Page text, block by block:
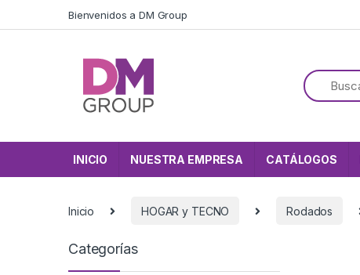
Bienvenidos a DM Group
INICIO NUESTRA EMPRESA CATÁLOGOS
Inicio HOGAR y TECNO Rodados
Categorías